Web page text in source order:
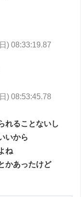
) 08:33:19.87
) 08:53:45.78
れることないし
いから
ね
かあったけど